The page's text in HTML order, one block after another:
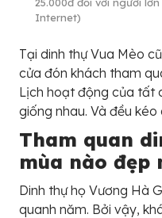
Internet)
Tại dinh thự Vua Mèo
cửa đón khách tham
Lịch hoạt động của tất
giống nhau. Và đều
Tham quan
mùa nào đẹp
Dinh thự họ Vương Hà
quanh năm. Bởi vậy,